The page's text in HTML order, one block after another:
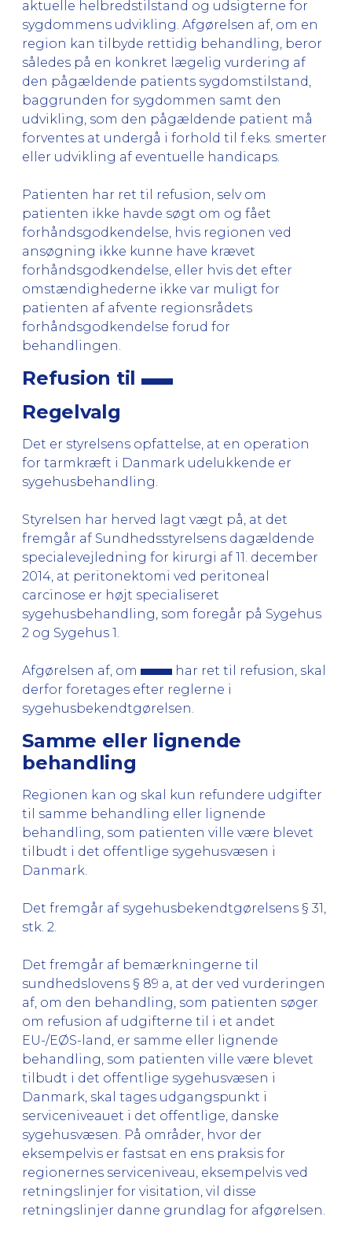
aktuelle helbredstilstand og udsigterne for
sygdommens udvikling. Afgørelsen af, om en
region kan tilbyde rettidig behandling, beror
således på en konkret lægelig vurdering af
den pågældende patients sygdomstilstand,
baggrunden for sygdommen samt den
udvikling, som den pågældende patient må
forventes at undergå i forhold til f.eks. smerter
eller udvikling af eventuelle handicaps.
Patienten har ret til refusion, selv om
patienten ikke havde søgt om og fået
forhåndsgodkendelse, hvis regionen ved
ansøgning ikke kunne have krævet
forhåndsgodkendelse, eller hvis det efter
omstændighederne ikke var muligt for
patienten af afvente regionsrådets
forhåndsgodkendelse forud for
behandlingen.
Refusion til
Regelvalg
Det er styrelsens opfattelse, at en operation
for tarmkræft i Danmark udelukkende er
sygehusbehandling.
Styrelsen har herved lagt vægt på, at det
fremgår af Sundhedsstyrelsens dagældende
specialevejledning for kirurgi af 11. december
2014, at peritonektomi ved peritoneal
carcinose er højt specialiseret
sygehusbehandling, som foregår på Sygehus
2 og Sygehus 1.
Afgørelsen af, om
har ret til refusion, skal
derfor foretages efter reglerne i
sygehusbekendtgørelsen.
Samme eller lignende
behandling
Regionen kan og skal kun refundere udgifter
til samme behandling eller lignende
behandling, som patienten ville være blevet
tilbudt i det offentlige sygehusvæsen i
Danmark.
Det fremgår af sygehusbekendtgørelsens § 31,
stk. 2.
Det fremgår af bemærkningerne til
sundhedslovens § 89 a, at der ved vurderingen
af, om den behandling, som patienten søger
om refusion af udgifterne til i et andet
EU-/EØS-land, er samme eller lignende
behandling, som patienten ville være blevet
tilbudt i det offentlige sygehusvæsen i
Danmark, skal tages udgangspunkt i
serviceniveauet i det offentlige, danske
sygehusvæsen. På områder, hvor der
eksempelvis er fastsat en ens praksis for
regionernes serviceniveau, eksempelvis ved
retningslinjer for visitation, vil disse
retningslinjer danne grundlag for afgørelsen.